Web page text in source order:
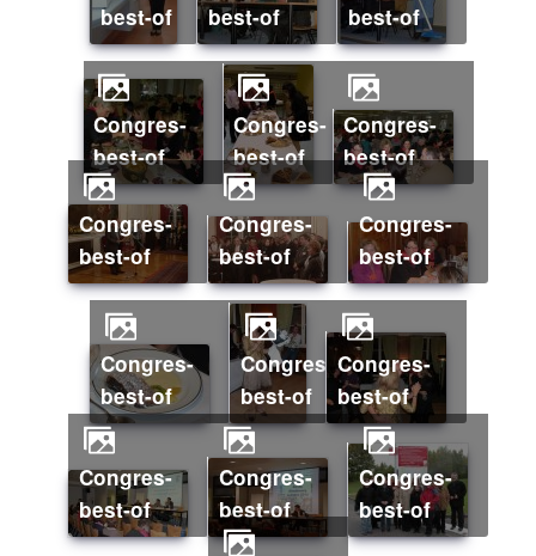
best-of
best-of
best-of
Congres-
best-of
Congres-
best-of
Congres-
best-of
Congres-
best-of
Congres-
best-of
Congres-
best-of
Congres-
best-of
Congres-
best-of
Congres-
best-of
Congres-
best-of
Congres-
best-of
Congres-
best-of